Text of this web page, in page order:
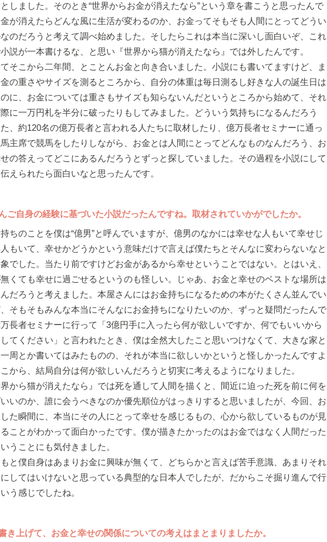
しました。そのとき“世界からお金が消えたなら”という章を書こうと思ったんで
が消えたらどんな風に生活が変わるのか、お金ってそもそも人間にとってどうい
のだろうと考えて調べ始めました。そしたらこれは本当に深いし面白いぞ、これ
説が一本書けるな、と思い『世界から猫が消えたなら』では外したんです。
そこから二年間、とことんお金と向き合いました。小説にも書いてますけど、ま
の重さやサイズを測るところから、自分の体重は毎日測るし好きな人の誕生日は
に、お金については重さもサイズも知らないんだというところから始めて、それ
に一万円札を半分に破ったりもしてみました。どういう気持ちになるんだろう
、約120名の億万長者と言われる人たちに取材したり、億万長者セミナーに通っ
主席で競馬をしたりしながら、お金とは人間にとってどんなものなんだろう、お
の答えってどこにあるんだろうとずっと探していました。その過程を小説にして
えられたら面白いなと思ったんです。
ご自身の経験に基づいた小説だったんですね。取材されていかがでしたか。
ちのことを僕は“億男”と呼んでいますが、億男のなかには幸せな人もいて幸せじ
もいて、幸せかどうかという意味だけで言えば僕たちとそんなに変わらないなと
でした。当たり前ですけどお金があるから幸せということではない。とはいえ、
くても幸せに過ごせるというのも怪しい。じゃあ、お金と幸せのベストな場所は
だろうと考えました。本屋さんにはお金持ちになるための本がたくさん並んでい
そもそもみんな本当にそんなにお金持ちになりたいのか、ずっと疑問だったんで
長者セミナーに行って「3億円手に入ったら何が欲しいですか、何でもいいから
てください」と言われたとき、僕は全然大したこと思いつけなくて、大きな家と
周とか書いてはみたものの、それが本当に欲しいかというと怪しかったんですよ
から、結局自分は何が欲しいんだろうと切実に考えるようになりました。
から猫が消えたなら』では死を通して人間を描くと、間近に迫った死を前に何を
いのか、誰に会うべきなのか優先順位がはっきりすると思いましたが、今回、お
た瞬間に、本当にその人にとって幸せを感じるもの、心から欲しているものが見
ことがわかって面白かったです。僕が描きたかったのはお金ではなく人間だった
うことにも気付きました。
と僕自身はあまりお金に興味が無くて、どちらかと言えば苦手意識、あまりそれ
してはいけないと思っている典型的な日本人でしたが、だからこそ掘り進んで行
う感じでしたね。
き上げて、お金と幸せの関係についての考えはまとまりましたか。